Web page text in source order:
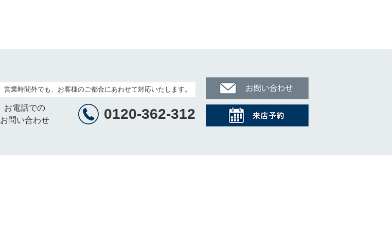
営業時間外でも、お客様のご都合にあわせて対応いたします。
お電話での
お問い合わせ
0120-362-312